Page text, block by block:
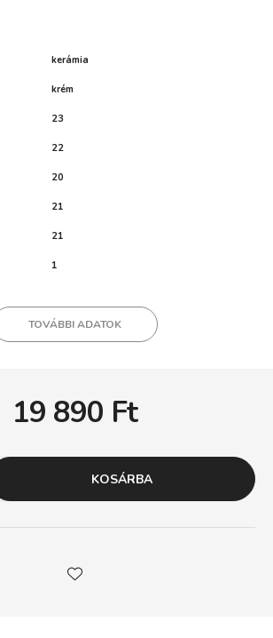
kerámia
krém
23
22
20
21
21
1
TOVÁBBI ADATOK
19 890 Ft
KOSÁRBA